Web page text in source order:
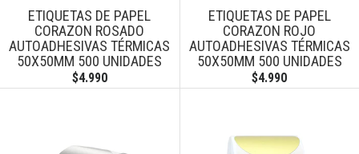
ETIQUETAS DE PAPEL
CORAZON ROSADO
AUTOADHESIVAS TÉRMICAS
50X50MM 500 UNIDADES
$4.990
ETIQUETAS DE PAPEL
CORAZON ROJO
AUTOADHESIVAS TÉRMICAS
50X50MM 500 UNIDADES
$4.990